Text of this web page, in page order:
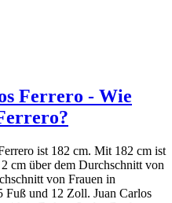
Ferrero - Wie
ist 182 cm. Mit 182 cm ist
cm über dem Durchschnitt von
von Frauen in
Fuß und 12 Zoll. Juan Carlos